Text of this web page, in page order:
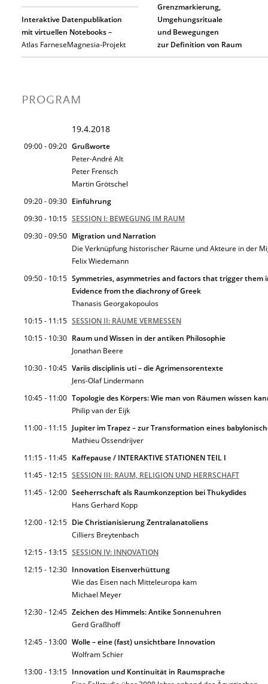
Interaktive Datenpublikation
mit virtuellen Notebooks –
Atlas FarneseMagnesia-Projekt
Grenzmarkierung,
Umgehungsrituale
und Bewegungen
zur Definition von Raum
PROGRAM
19.4.2018
09:00 - 09:20 Grußworte
Peter-André Alt
Peter Frensch
Martin Grötschel
09:20 - 09:30 Einführung
09:30 - 10:15 SESSION I: BEWEGUNG IM RAUM
09:30 - 09:50 Migration und Narration
Die Verknüpfung historischer Räume und Akteure in der
Felix Wiedemann
09:50 - 10:15 Symmetries, asymmetries and factors that trigger them
Evidence from the diachrony of Greek
Thanasis Georgakopoulos
10:15 - 11:15 SESSION II: RÄUME VERMESSEN
10:15 - 10:30 Raum und Wissen in der antiken Philosophie
Jonathan Beere
10:30 - 10:45 Variis disciplinis uti – die Agrimensorentexte
Jens-Olaf Lindermann
10:45 - 11:00 Topologie des Körpers: Wie man von Räumen wissen
Philip van der Eijk
11:00 - 11:15 Jupiter im Trapez – zur Transformation eines
Mathieu Ossendrijver
11:15 - 11:45 Kaffepause / INTERAKTIVE STATIONEN TEIL I
11:45 - 12:15 SESSION III: RAUM, RELIGION UND HERRSCHAFT
11:45 - 12:00 Seeherrschaft als Raum­konzeption bei Thukydides
Hans Gerhard Kopp
12:00 - 12:15 Die Christianisierung Zentral­anatoliens
Cilliers Breytenbach
12:15 - 13:15 SESSION IV: INNOVATION
12:15 - 12:30 Innovation Eisenverhüttung
Wie das Eisen nach Mittel­europa kam
Michael Meyer
12:30 - 12:45 Zeichen des Himmels: Antike Sonnenuhren
Gerd Graßhoff
12:45 - 13:00 Wolle – eine (fast) unsichtbare Innovation
Wolfram Schier
13:00 - 13:15 Innovation und Kontinuität in Raumsprache